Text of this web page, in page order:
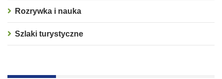
Rozrywka i nauka
Szlaki turystyczne